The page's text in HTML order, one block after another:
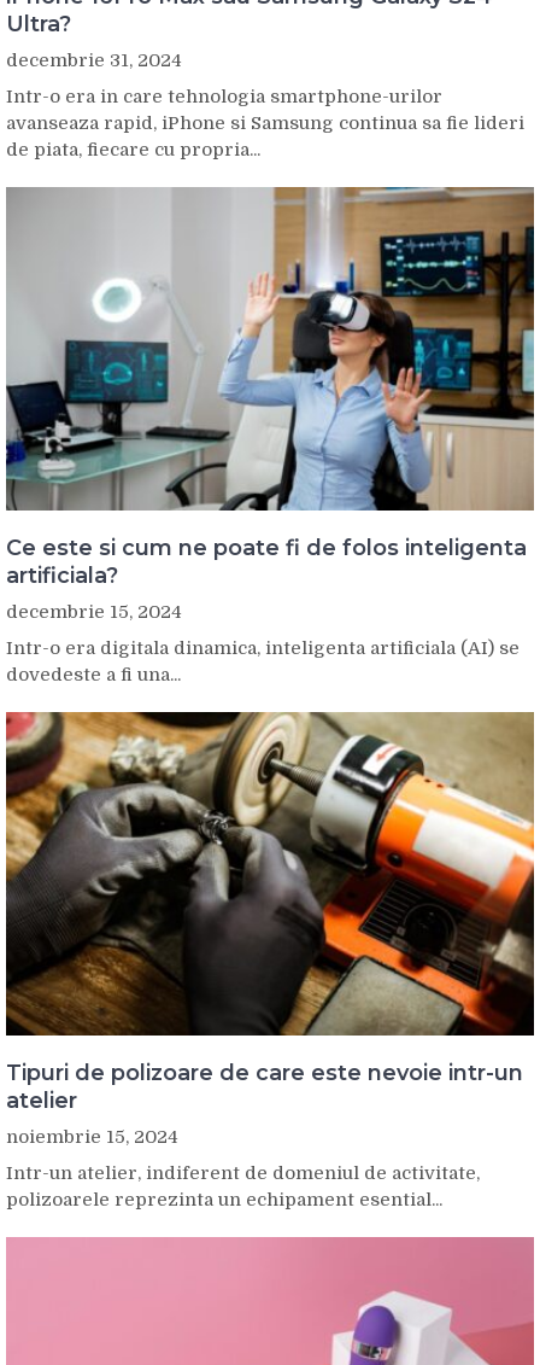
Ultra?
decembrie 31, 2024
Intr-o era in care tehnologia smartphone-urilor
avanseaza rapid, iPhone si Samsung continua sa fie lideri
de piata, fiecare cu propria...
Ce este si cum ne poate fi de folos inteligenta
artificiala?
decembrie 15, 2024
Intr-o era digitala dinamica, inteligenta artificiala (AI) se
dovedeste a fi una...
Tipuri de polizoare de care este nevoie intr-un
atelier
noiembrie 15, 2024
Intr-un atelier, indiferent de domeniul de activitate,
polizoarele reprezinta un echipament esential...